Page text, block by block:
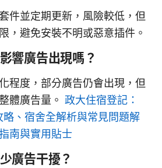
件並定期更新，風險較低，但
，避免安裝不明或惡意插件。
響廣告出現嗎？
程度，部分廣告仍會出現，但
體廣告量。 政大住宿登記：
、宿舍全解析與常見問題解
南與實用貼士
廣告干擾？